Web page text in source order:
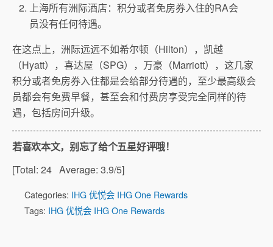
上海所有洲际酒店：积分或者免房券入住的RA会
员没有任何待遇。
在这点上，洲际远远不如希尔顿（Hilton），凯越
（Hyatt），喜达屋（SPG），万豪（Marriott），这几家
积分或者免房券入住都是会给部分待遇的，至少最高级会
员都会有免费早餐，甚至会和付费房享受完全同样的待
遇，包括房间升级。
若喜欢本文，别忘了给个五星好评哦！
[Total: 24 Average: 3.9/5]
Categories: IHG 优悦会 IHG One Rewards
Tags: IHG 优悦会 IHG One Rewards